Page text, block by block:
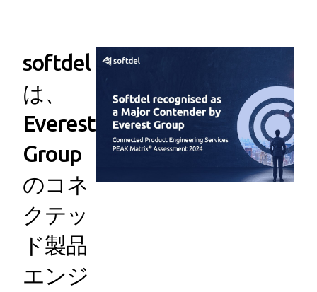
softdel
は、
Everest
Group
のコネ
クテッ
ド製品
エンジ